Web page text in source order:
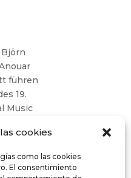
cookies
como las cookies
El consentimiento
führen
19.
Music